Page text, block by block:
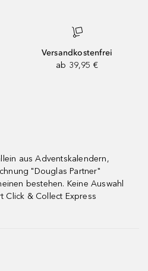
Versandkostenfrei
ab 39,95 €
aus Adventskalendern,
"Douglas Partner"
bestehen. Keine Auswahl
Click & Collect Express